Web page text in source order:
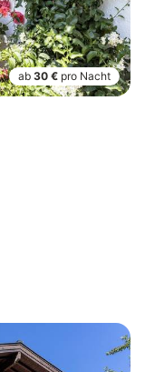
ab 30 € pro Nacht